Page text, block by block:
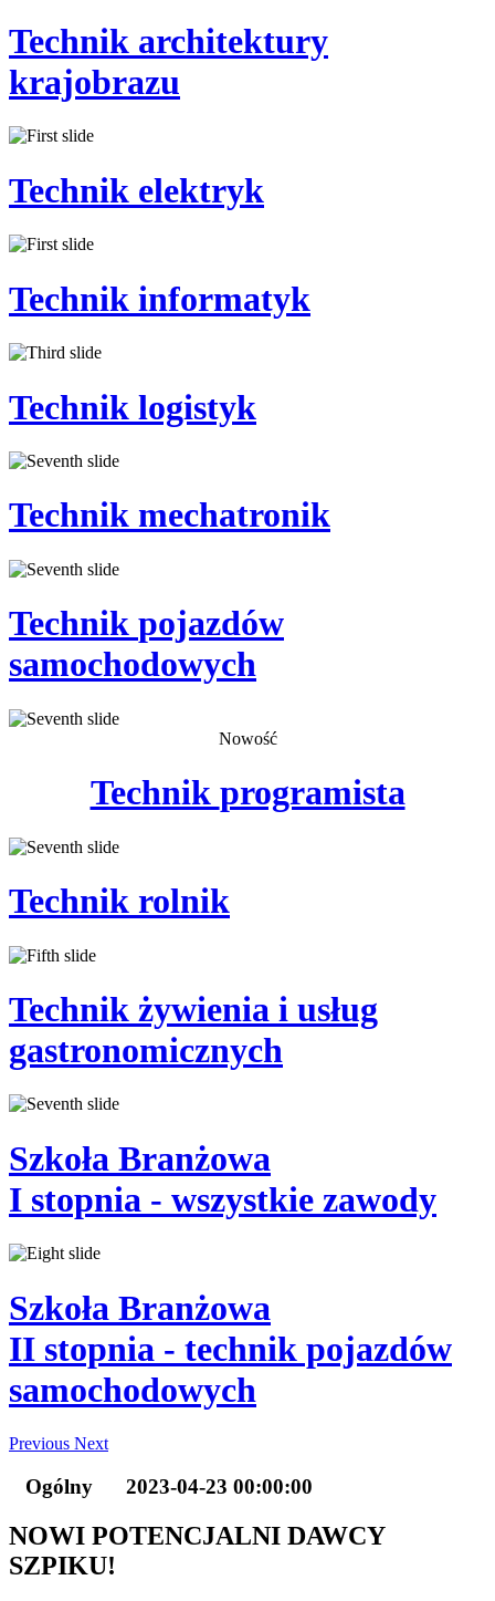
Technik architektury
krajobrazu
Technik elektryk
Technik informatyk
Technik logistyk
Technik mechatronik
Technik pojazdów
samochodowych
Nowość
Technik programista
Technik rolnik
Technik żywienia i usług
gastronomicznych
Szkoła Branżowa
I stopnia - wszystkie zawody
Szkoła Branżowa
II stopnia - technik pojazdów
samochodowych
Previous Next
Ogólny 2023-04-23 00:00:00
NOWI POTENCJALNI DAWCY
SZPIKU!